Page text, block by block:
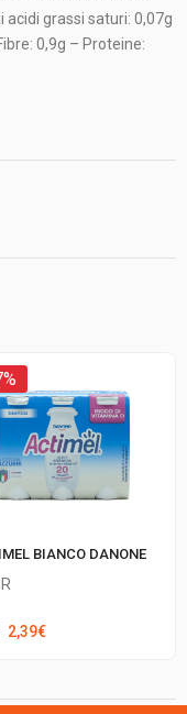
acidi grassi saturi: 0,07g
0,9g – Proteine:
BIANCO DANONE
Il
era:
2,39€Il
è: